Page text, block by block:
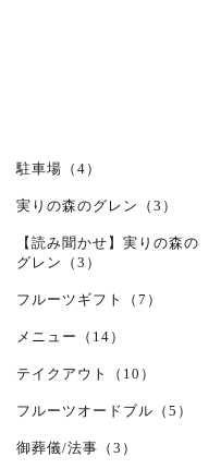
駐車場（4）
実りの森のグレン（3）
【読み聞かせ】実りの森の
グレン（3）
フルーツギフト（7）
メニュー（14）
テイクアウト（10）
フルーツオードブル（5）
御葬儀/法事（3）